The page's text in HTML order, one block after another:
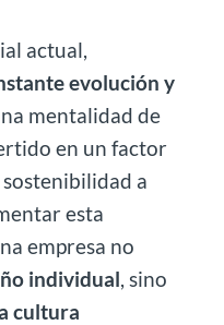
actual,
evolución y
mentalidad de
en un factor
a
esta
empresa no
individual , sino
cultura